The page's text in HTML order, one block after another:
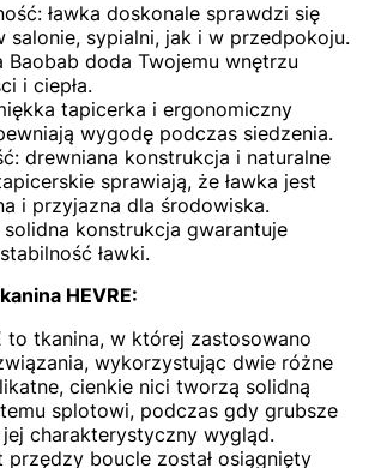
ławka doskonale sprawdzi się
salonie, sypialni, jak i w przedpokoju.
Baobab doda Twojemu wnętrzu
i ciepła.
tapicerka i ergonomiczny
wygodę podczas siedzenia.
drewniana konstrukcja i naturalne
sprawiają, że ławka jest
i przyjazna dla środowiska.
solidna konstrukcja gwarantuje
ławki.
HEVRE:
to tkanina, w której zastosowano
wykorzystując dwie różne
cienkie nici tworzą solidną
splotowi, podczas gdy grubsze
charakterystyczny wygląd.
przędzy boucle został osiągnięty